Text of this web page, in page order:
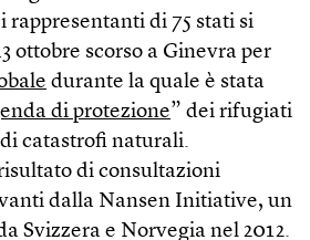
rappresentanti di 75 stati si
ottobre scorso a Ginevra per
durante la quale è stata
di protezione” dei rifugiati
catastrofi naturali.
di consultazioni
dalla Nansen Initiative, un
Svizzera e Norvegia nel 2012.